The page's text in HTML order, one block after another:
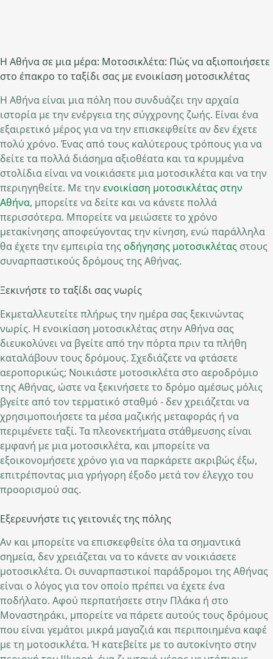
Η Αθήνα σε μια μέρα: Μοτοσικλέτα: Πώς να αξιοποιήσετε
στο έπακρο το ταξίδι σας με ενοικίαση μοτοσικλέτας
Η Αθήνα είναι μια πόλη που συνδυάζει την αρχαία
ιστορία με την ενέργεια της σύγχρονης ζωής. Είναι ένα
εξαιρετικό μέρος για να την επισκεφθείτε αν δεν έχετε
πολύ χρόνο. Ένας από τους καλύτερους τρόπους για να
δείτε τα πολλά διάσημα αξιοθέατα και τα κρυμμένα
στολίδια είναι να νοικιάσετε μια μοτοσικλέτα και να την
περιηγηθείτε. Με την ενοικίαση μοτοσικλέτας στην
Αθήνα, μπορείτε να δείτε και να κάνετε πολλά
περισσότερα. Μπορείτε να μειώσετε το χρόνο
μετακίνησης αποφεύγοντας την κίνηση, ενώ παράλληλα
θα έχετε την εμπειρία της οδήγησης μοτοσικλέτας στους
συναρπαστικούς δρόμους της Αθήνας.
Ξεκινήστε το ταξίδι σας νωρίς
Εκμεταλλευτείτε πλήρως την ημέρα σας ξεκινώντας
νωρίς. Η ενοικίαση μοτοσικλέτας στην Αθήνα σας
διευκολύνει να βγείτε από την πόρτα πριν τα πλήθη
καταλάβουν τους δρόμους. Σχεδιάζετε να φτάσετε
αεροπορικώς; Νοικιάστε μοτοσικλέτα στο αεροδρόμιο
της Αθήνας, ώστε να ξεκινήσετε το δρόμο αμέσως μόλις
βγείτε από τον τερματικό σταθμό - δεν χρειάζεται να
χρησιμοποιήσετε τα μέσα μαζικής μεταφοράς ή να
περιμένετε ταξί. Τα πλεονεκτήματα στάθμευσης είναι
εμφανή με μια μοτοσικλέτα, και μπορείτε να
εξοικονομήσετε χρόνο για να παρκάρετε ακριβώς έξω,
επιτρέποντας μια γρήγορη έξοδο μετά τον έλεγχο του
προορισμού σας.
Εξερευνήστε τις γειτονιές της πόλης
Αν και μπορείτε να επισκεφθείτε όλα τα σημαντικά
σημεία, δεν χρειάζεται να το κάνετε αν νοικιάσετε
μοτοσικλέτα. Οι συναρπαστικοί παράδρομοι της Αθήνας
είναι ο λόγος για τον οποίο πρέπει να έχετε ένα
ποδήλατο. Αφού περπατήσετε στην Πλάκα ή στο
Μοναστηράκι, μπορείτε να πάρετε αυτούς τους δρόμους
που είναι γεμάτοι μικρά μαγαζιά και περιποιημένα καφέ
με τη μοτοσικλέτα. Ή κατεβείτε με το αυτοκίνητο στην